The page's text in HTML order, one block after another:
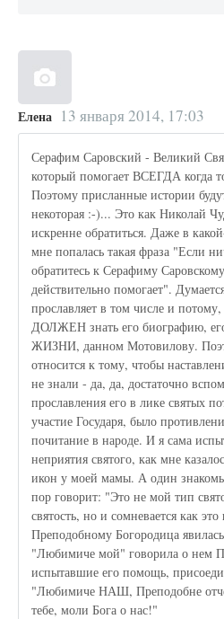
Елена 13 января 2014, 17:03
Серафим Саровский - Великий
который помогает ВСЕГДА когда
Поэтому присланные истории
некоторая :-)... Это как Николай
искренне обратиться. Даже в
мне попалась такая фраза "Если
обратитесь к Серафиму
действительно помогает".
прославляет в том числе и
ДОЛЖЕН знать его биографию,
ЖИЗНИ, данном Мотовилову.
относится к тому, чтобы
не знали - да, да, достаточно
прославления его в лике святых
участие Государя, было
почитание в народе. И я сама
неприятия святого, как мне
икон у моей мамы. А один
пор говорит: "Это не мой тип
святость, но и сомневается как
Преподобному Богородица
"Любимиче мой" говорила о нем
испытавшие его помощь,
"Любимиче НАШ, Преподобне
тебе, моли Бога о нас!"